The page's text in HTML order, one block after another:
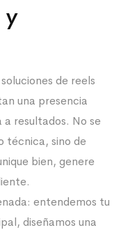
y
de reels
una presencia
resultados. No se
técnica, sino de
bien, genere
entendemos tu
diseñamos una